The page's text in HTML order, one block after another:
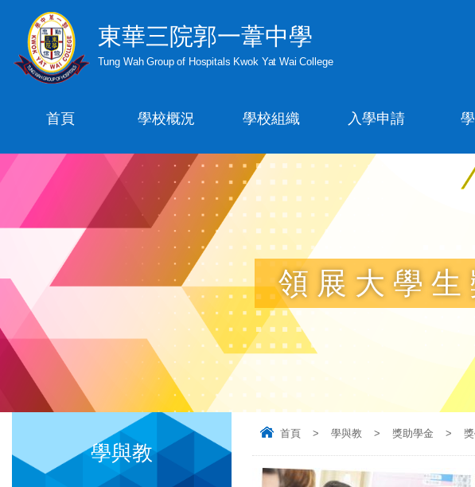
東華三院郭一葦中學
Tung Wah Group of Hospitals Kwok Yat Wai College
首頁 學校概況 學校組織 入學申請
領展大學
首頁 > 學與教 > 獎助學金 >
學與教